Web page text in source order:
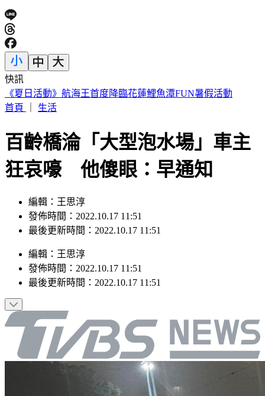
快訊
快訊／基隆大武崙海灘驚傳泳客戲水失聯 警消海巡搜救中
首頁
生活
百齡橋淪「大型泡水場」車主
狂哀嚎 他傻眼：早通知
編輯：王思淳
發佈時間：2022.10.17 11:51
最後更新時間：2022.10.17 11:51
編輯 ： 王思淳
發佈時間： 2022.10.17 11:51
最後更新時間： 2022.10.17 11:51